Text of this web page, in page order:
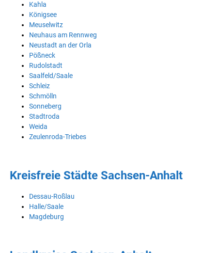
Kahla
Königsee
Meuselwitz
Neuhaus am Rennweg
Neustadt an der Orla
Pößneck
Rudolstadt
Saalfeld/Saale
Schleiz
Schmölln
Sonneberg
Stadtroda
Weida
Zeulenroda-Triebes
Kreisfreie Städte Sachsen-Anhalt
Dessau-Roßlau
Halle/Saale
Magdeburg